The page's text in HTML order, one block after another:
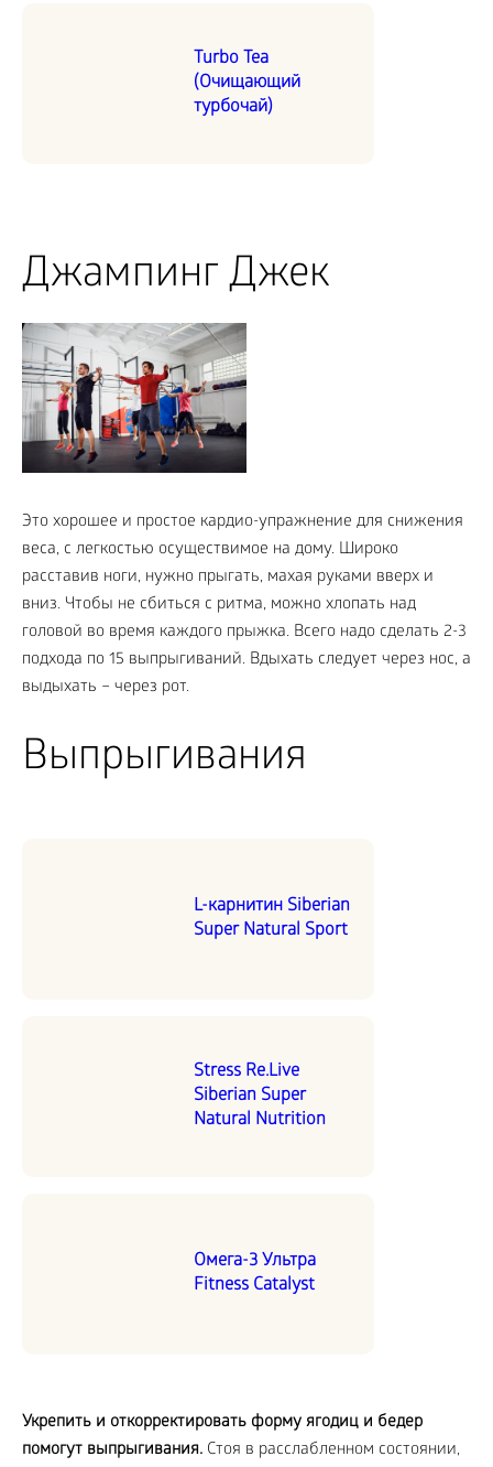
Turbo Tea
(Очищающий
турбочай)
Джампинг Джек
Это хорошее и простое кардио-упражнение для снижения
веса, с легкостью осуществимое на дому. Широко
расставив ноги, нужно прыгать, махая руками вверх и
вниз. Чтобы не сбиться с ритма, можно хлопать над
головой во время каждого прыжка. Всего надо сделать 2-3
подхода по 15 выпрыгиваний. Вдыхать следует через нос, а
выдыхать – через рот.
Выпрыгивания
L-карнитин Siberian
Super Natural Sport
Stress Re.Live
Siberian Super
Natural Nutrition
Омега-3 Ультра
Fitness Catalyst
Укрепить и откорректировать форму ягодиц и бедер
помогут выпрыгивания. Стоя в расслабленном состоянии,